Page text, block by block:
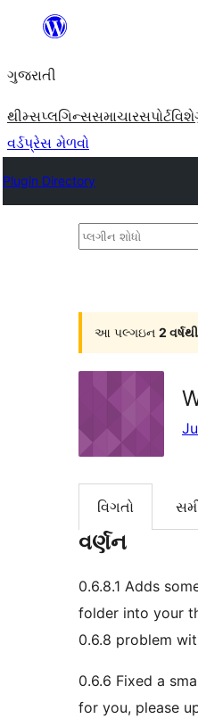
કંટેન્ટ(લખાણ)
જાઓ
ગુજરાતી
થીમ્સપ્લગિન્સસમાચારસપોર્ટવિશે
વર્ડપ્રેસ મેળવો
Plugin Directory
પ્લગીન
આ પલ્ગઇન 2
વિગતો
વર્ણન
0.6.8.1 Adds
folder into your
0.6.8 problem
0.6.6 Fixed a
for you, please